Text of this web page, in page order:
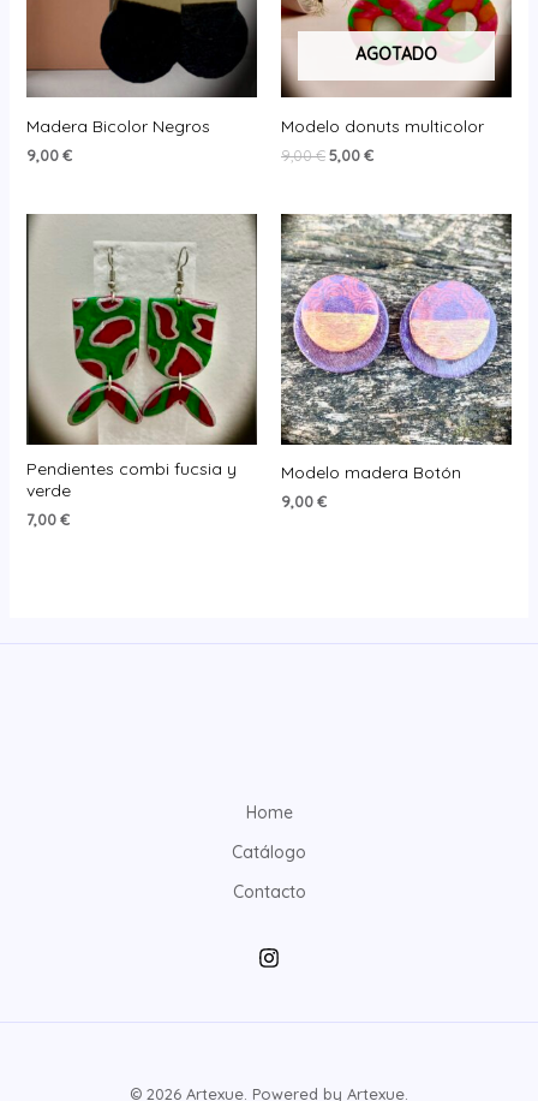
Madera Bicolor Negros
9,00€
AGOTADO
Modelo donuts multicolor
9,00€El
era:
9,00 €.
5,00€El
es:
5,00 €.
Pendientes combi fucsia y
verde
7,00€
Modelo madera Botón
9,00€
Home
Catálogo
Contacto
© 2026 Artexue. Powered by Artexue.